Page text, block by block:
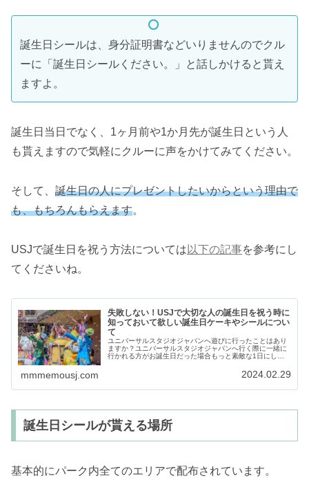
誕生日シールは、身分証明書などいりませんのでクル
ーに「誕生日シールください。」と話しかけると貰え
ますよ。
誕生日当日でなく、1ヶ月前や1か月先が誕生日という人
も貰えますので気軽にクルーに声をかけてみてください。
そして、 誕生日の人にプレゼントしたいからという理由で
も、もちろんもらえます。
USJで誕生日を祝う方法については 以下の記事を参考にし
てくださいね。
失敗しない！USJで大切な人の誕生日を祝う時に
知っておいて欲しい誕生日ケーキやシールについ
て
ユニバーサルスタジオジャパンへ遊びに行ったことはあり
ますか？ユニバーサルスタジオジャパンへ行く際に一緒に
行かれる方がお誕生日だった場合もっと素敵な1日にした
mmmemousj.com 2024.02.29
誕生日シールが貰える場所
基本的にパーク内全てのエリアで配布されています。